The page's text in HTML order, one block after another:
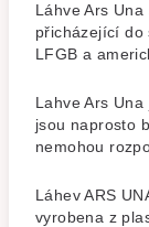
Láhve Ars
přicházející do
LFGB a
Lahve Ars
jsou naprosto
nemohou
Láhev ARS
vyrobena z